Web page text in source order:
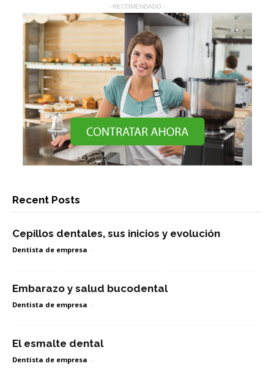
- RECOMENDADO -
Recent Posts
Cepillos dentales, sus inicios y evolución
Dentista de empresa -
Embarazo y salud bucodental
Dentista de empresa -
El esmalte dental
Dentista de empresa -